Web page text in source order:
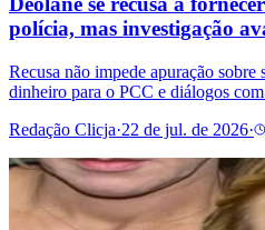
polícia, mas investigação
Recusa não impede apuração sobre
dinheiro para o PCC e diálogos
Redação Clicja·22 de jul. de 2026·